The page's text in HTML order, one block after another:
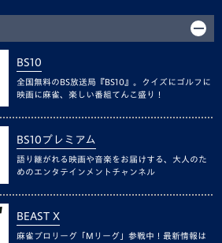
BS10
全国無料のBS放送局『BS10』。クイズにゴルフに
映画に麻雀、楽しい番組てんこ盛り！
BS10プレミアム
語り継がれる映画や音楽をお届けする、大人のた
めのエンタテインメントチャンネル
BEAST X
麻雀プロリーグ「Mリーグ」参戦中！最新情報は